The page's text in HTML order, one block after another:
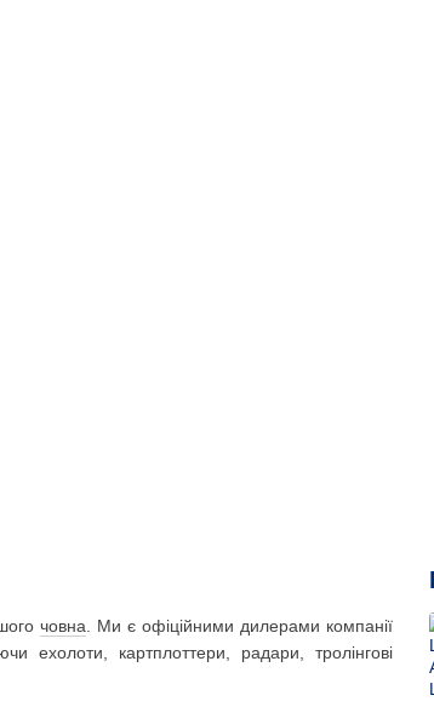
човна . Ми є офіційними дилерами компанії
ехолоти, картплоттери, радари, тролінгові